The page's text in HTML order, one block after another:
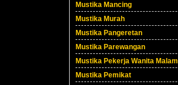
Mustika Mancing
Mustika Murah
Mustika Pangeretan
Mustika Parewangan
Mustika Pekerja Wanita Malam
Mustika Pemikat